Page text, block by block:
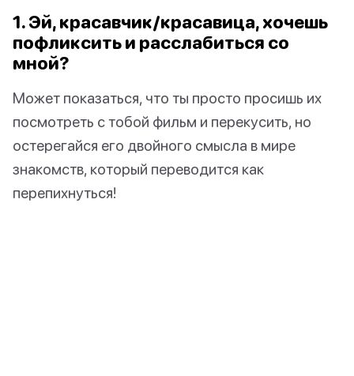
1. Эй, красавчик/красавица, хочешь
пофликсить и расслабиться со
мной?
Может показаться, что ты просто просишь их
посмотреть с тобой фильм и перекусить, но
остерегайся его двойного смысла в мире
знакомств, который переводится как
перепихнуться!